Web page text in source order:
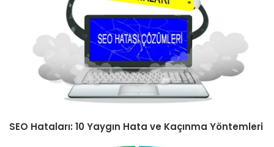
SEO Hataları: 10 Yaygın Hata ve Kaçınma Yöntemleri